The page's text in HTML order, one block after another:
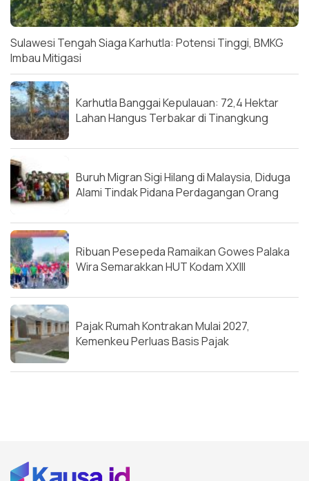
Sulawesi Tengah Siaga Karhutla: Potensi Tinggi, BMKG
Imbau Mitigasi
Karhutla Banggai Kepulauan: 72,4 Hektar
Lahan Hangus Terbakar di Tinangkung
Buruh Migran Sigi Hilang di Malaysia, Diduga
Alami Tindak Pidana Perdagangan Orang
Ribuan Pesepeda Ramaikan Gowes Palaka
Wira Semarakkan HUT Kodam XXIII
Pajak Rumah Kontrakan Mulai 2027,
Kemenkeu Perluas Basis Pajak